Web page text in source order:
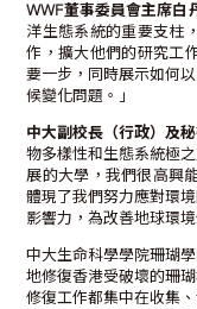
WWF董事委員會主席白
洋生態系統的重要支柱
作，擴大他們的研究工
要一步，同時展示如何
候變化問題。」
中大副校長（行政）及
物多樣性和生態系統極
展的大學，我們很高興
體現了我們努力應對環
影響力，為改善地球環境
中大生命科學學院珊瑚
地修復香港受破壞的珊
修復工作都集中在收集